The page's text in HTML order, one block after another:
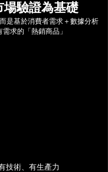
場驗證為基礎
是基於消費者需求＋數據分析
求的「熱銷商品」
技術、有生產力